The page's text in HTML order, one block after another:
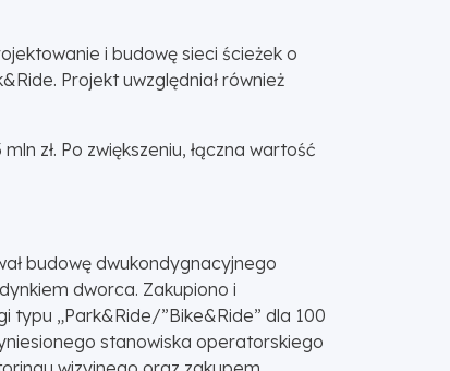
i budowę sieci ścieżek o
Projekt uwzględniał również
zł. Po zwiększeniu, łączna wartość
budowę dwukondygnacyjnego
dworca. Zakupiono i
„Park&Ride/”Bike&Ride” dla 100
stanowiska operatorskiego